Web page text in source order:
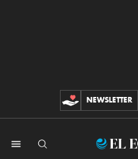
CONTRIBUCIONES
NEWSLETTER